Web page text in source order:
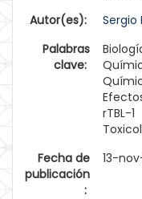
Autor(es):
Sergio
Palabras
clave:
rTBL-1
Fecha de
publicación
:
13-